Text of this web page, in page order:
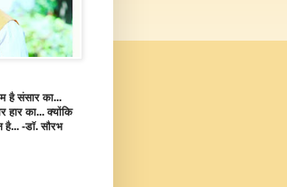
है संसार का...
हार का... क्योंकि
है... -डॉ. सौरभ